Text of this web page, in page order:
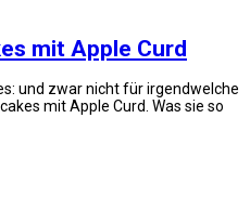
mit Apple Curd
und zwar nicht für irgendwelche
mit Apple Curd. Was sie so